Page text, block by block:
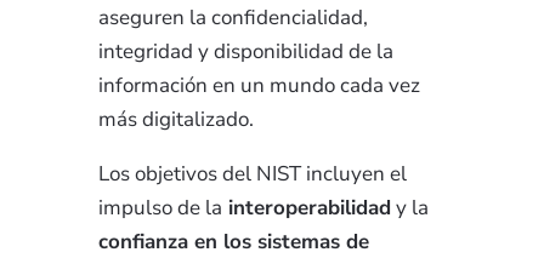
aseguren la confidencialidad,
integridad y disponibilidad de la
información en un mundo cada vez
más digitalizado.
Los objetivos del NIST incluyen el
impulso de la interoperabilidad y la
confianza en los sistemas de